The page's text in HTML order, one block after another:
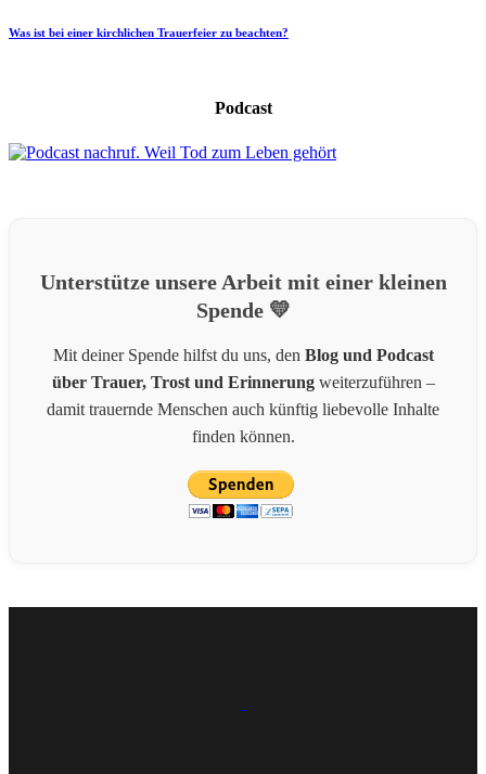
Was ist bei einer kirchlichen Trauerfeier zu beachten?
Podcast
Unterstütze unsere Arbeit mit einer kleinen
Spende 💛
Mit deiner Spende hilfst du uns, den Blog und Podcast
über Trauer, Trost und Erinnerungweiterzuführen –
damit trauernde Menschen auch künftig liebevolle Inhalte
finden können.